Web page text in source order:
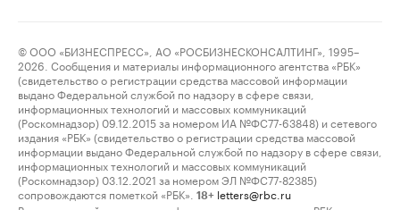
© ООО «БИЗНЕСПРЕСС», АО «РОСБИЗНЕСКОНСАЛТИНГ», 1995–
2026. Сообщения и материалы информационного агентства «РБК»
(свидетельство о регистрации средства массовой информации
выдано Федеральной службой по надзору в сфере связи,
информационных технологий и массовых коммуникаций
(Роскомнадзор) 09.12.2015 за номером ИА №ФС77-63848) и сетевого
издания «РБК» (свидетельство о регистрации средства массовой
информации выдано Федеральной службой по надзору в сфере связи,
информационных технологий и массовых коммуникаций
(Роскомнадзор) 03.12.2021 за номером ЭЛ №ФС77-82385)
сопровождаются пометкой «РБК».
18+ letters@rbc.ru